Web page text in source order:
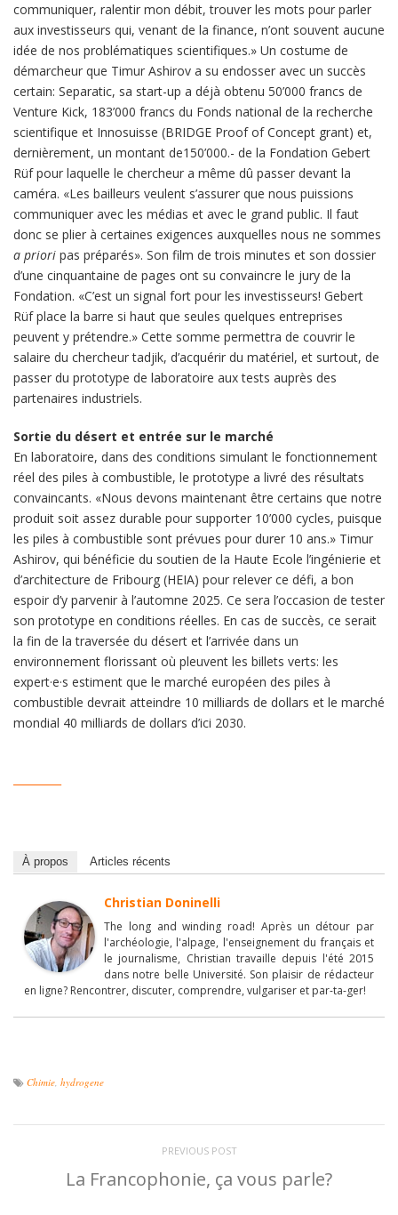
communiquer, ralentir mon débit, trouver les mots pour parler
aux investisseurs qui, venant de la finance, n’ont souvent aucune
idée de nos problématiques scientifiques.» Un costume de
démarcheur que Timur Ashirov a su endosser avec un succès
certain: Separatic, sa start-up a déjà obtenu 50’000 francs de
Venture Kick, 183’000 francs du Fonds national de la recherche
scientifique et Innosuisse (BRIDGE Proof of Concept grant) et,
dernièrement, un montant de150’000.- de la Fondation Gebert
Rüf pour laquelle le chercheur a même dû passer devant la
caméra. «Les bailleurs veulent s’assurer que nous puissions
communiquer avec les médias et avec le grand public. Il faut
donc se plier à certaines exigences auxquelles nous ne sommes
a priori pas préparés». Son film de trois minutes et son dossier
d’une cinquantaine de pages ont su convaincre le jury de la
Fondation. «C’est un signal fort pour les investisseurs! Gebert
Rüf place la barre si haut que seules quelques entreprises
peuvent y prétendre.» Cette somme permettra de couvrir le
salaire du chercheur tadjik, d’acquérir du matériel, et surtout, de
passer du prototype de laboratoire aux tests auprès des
partenaires industriels.
Sortie du désert et entrée sur le marché
En laboratoire, dans des conditions simulant le fonctionnement
réel des piles à combustible, le prototype a livré des résultats
convaincants. «Nous devons maintenant être certains que notre
produit soit assez durable pour supporter 10’000 cycles, puisque
les piles à combustible sont prévues pour durer 10 ans.» Timur
Ashirov, qui bénéficie du soutien de la Haute Ecole l’ingénierie et
d’architecture de Fribourg (HEIA) pour relever ce défi, a bon
espoir d’y parvenir à l’automne 2025. Ce sera l’occasion de tester
son prototype en conditions réelles. En cas de succès, ce serait
la fin de la traversée du désert et l’arrivée dans un
environnement florissant où pleuvent les billets verts: les
expert·e·s estiment que le marché européen des piles à
combustible devrait atteindre 10 milliards de dollars et le marché
mondial 40 milliards de dollars d’ici 2030.
À propos Articles récents
Christian Doninelli
The long and winding road! Après un détour par
l'archéologie, l'alpage, l'enseignement du français et
le journalisme, Christian travaille depuis l'été 2015
dans notre belle Université. Son plaisir de rédacteur
en ligne? Rencontrer, discuter, comprendre, vulgariser et par-ta-ger!
Chimie hydrogene
PREVIOUS POST
La Francophonie, ça vous parle?